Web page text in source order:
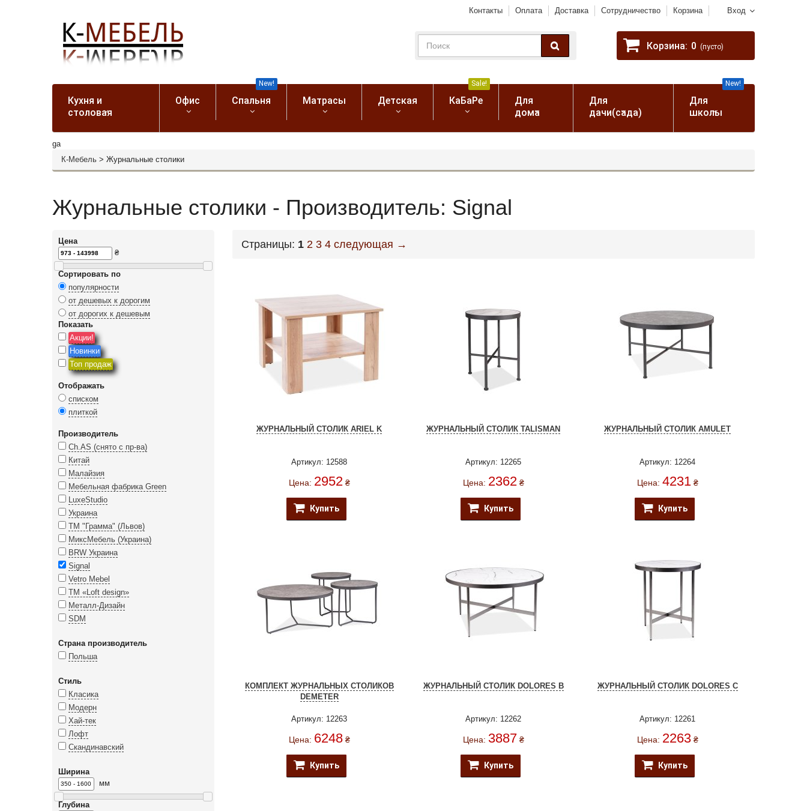
Вход
Контакты Оплата Доставка Сотрудничество Корзина
Корзина: 0 (пусто)
Кухня и
столовая
Офис Спальня
New!
Матрасы Детская КаБаРе
Sale!
Для
дома
Для
дачи(сада)
Для
школы
New!
ga
К-Мебель > Журнальные столики
Журнальные столики - Производитель: Signal
Цена
₴
Сортировать по
популярности
от дешевых к дорогим
от дорогих к дешевым
Показать
Акции!
Новинки
Топ продаж
Отображать
списком
плиткой
Производитель
Ch.AS (снято с пр-ва)
Китай
Малайзия
Мебельная фабрика Green
LuxeStudio
Украина
ТМ "Грамма" (Львов)
МиксМебель (Украина)
BRW Украина
Signal
Vetro Mebel
ТМ «Loft design»
Металл-Дизайн
SDM
Страна производитель
Польша
Стиль
Класика
Модерн
Хай-тек
Лофт
Скандинавский
Ширина
мм
Глубина
Страницы: 1 2 3 4 следующая →
ЖУРНАЛЬНЫЙ СТОЛИК ARIEL K
Артикул: 12588
Цена: 2952 ₴
Купить
ЖУРНАЛЬНЫЙ СТОЛИК TALISMAN
Артикул: 12265
Цена: 2362 ₴
Купить
ЖУРНАЛЬНЫЙ СТОЛИК AMULET
Артикул: 12264
Цена: 4231 ₴
Купить
КОМПЛЕКТ ЖУРНАЛЬНЫХ СТОЛИКОВ
DEMETER
Артикул: 12263
Цена: 6248 ₴
Купить
ЖУРНАЛЬНЫЙ СТОЛИК DOLORES B
Артикул: 12262
Цена: 3887 ₴
Купить
ЖУРНАЛЬНЫЙ СТОЛИК DOLORES C
Артикул: 12261
Цена: 2263 ₴
Купить